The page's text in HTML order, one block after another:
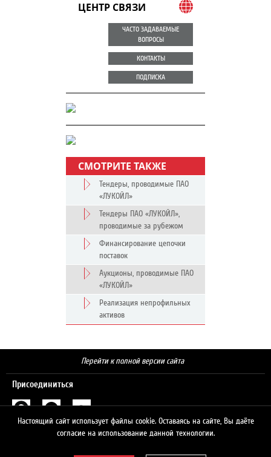
ЦЕНТР СВЯЗИ
ЧАСТО ЗАДАВАЕМЫЕ
ВОПРОСЫ
КОНТАКТЫ
ПОДПИСКА
СМОТРИТЕ ТАКЖЕ
Тендеры, проводимые ПАО
«ЛУКОЙЛ»
Тендеры ПАО «ЛУКОЙЛ»,
проводимые за рубежом
Финансирование цепочки
поставок
Аукционы, проводимые ПАО
«ЛУКОЙЛ»
Реализация непрофильных
активов
Перейти к полной версии сайта
Присоединиться
Настоящий сайт использует файлы cookie. Оставаясь на сайте, Вы даёте
согласие на использование данной технологии.